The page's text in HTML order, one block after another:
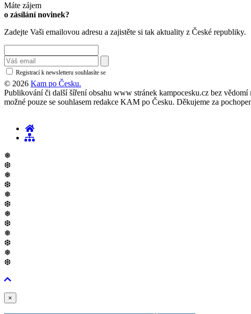
Máte zájem
o zásílání novinek?
Zadejte Vaši emailovou adresu a zajistěte si tak aktuality z České republiky.
Registrací k newsletteru souhlasíte se
© 2026 Kam po Česku.
Publikování či další šíření obsahu www stránek kampocesku.cz bez
možné pouze se souhlasem redakce KAM po Česku. Děkujeme za
❅
❆
❅
❆
❅
❆
❅
❆
❅
❆
❅
❆
×